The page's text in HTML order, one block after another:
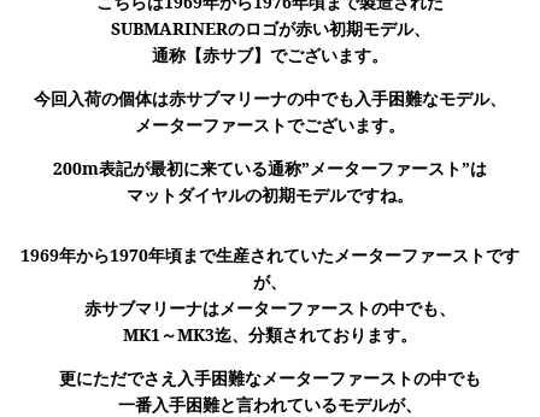
SUBMARINERのロゴが赤い初期モデル、
通称【赤サブ】 でございます。
今回入荷の個体は赤サブマリーナの中でも入手困難なモデル、
メーターファーストでございます。
200m表記が最初に来ている通称” メーターファースト”は
マットダイヤルの初期モデルですね。
1969年から1970年頃まで生産されていたメーターファーストです
が、
赤サブマリーナはメーターファーストの中でも、
MK1～MK3迄、分類されております。
更にただでさえ入手困難なメーターファーストの中でも
一番入手困難と言われているモデルが、